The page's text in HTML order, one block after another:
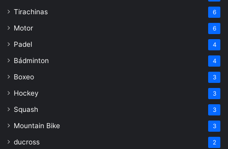
Tirachinas 6
Motor 6
Padel 4
Bádminton 4
Boxeo 3
Hockey 3
Squash 3
Mountain Bike 3
ducross 2